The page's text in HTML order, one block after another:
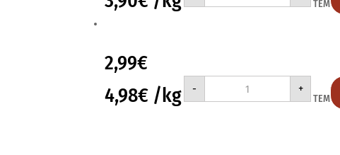
ΣΤΡΟΓΓΥΛΑ
ΤΕΜ
2,99€
4,98€ /kg -
ΜΠ.ΣΤΑΘΗ
ΦΑΣΟΛΑΚΙΑ
ΧΑΝΔΡΕΣ
+
ΤΕΜ